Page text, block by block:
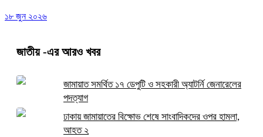
১৮ জুন ২০২৬
জাতীয়-এর আরও খবর
জামায়াত সমর্থিত ১৭ ডেপুটি ও সহকারী অ্যাটর্নি জেনারেলের
পদত্যাগ
ঢাকায় জামায়াতের বিক্ষোভ শেষে সাংবাদিকদের ওপর হামলা,
আহত ২